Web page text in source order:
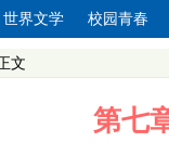
世界文学 校园青春
文
第七